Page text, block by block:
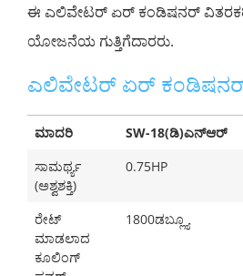
ಈ ಎಲಿವೇಟರ್ ಏರ್ ಕಂಡಿಷನರ್
ಯೋಜನೆಯ ಗುತ್ತಿಗೆದಾರರು.
ಎಲಿವೇಟರ್ ಏರ್ ಕಂಡಿಷನರ್
ಮಾದರಿ SW-18(ಡಿ)ಎನ್ಆರ್
ಸಾಮರ್ಥ್ಯ
(ಅಶ್ವಶಕ್ತಿ)
0.75HP
ರೇಟ್
ಮಾಡಲಾದ
ಕೂಲಿಂಗ್
1800ಡಬ್ಲ್ಯೂ